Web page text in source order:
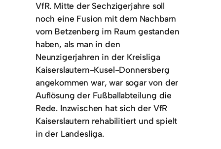
VfR. Mitte der Sechzigerjahre soll
noch eine Fusion mit dem Nachbarn
vom Betzenberg im Raum gestanden
haben, als man in den
Neunzigerjahren in der Kreisliga
Kaiserslautern-Kusel-Donnersberg
angekommen war, war sogar von der
Auflösung der Fußballabteilung die
Rede. Inzwischen hat sich der VfR
Kaiserslautern rehabilitiert und spielt
in der Landesliga.